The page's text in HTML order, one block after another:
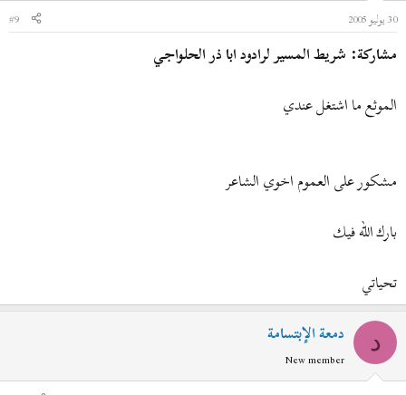
30 يوليو 2005
#9
مشاركة: شريط المسير لرادود ابا ذر الحلواجي
الموثع ما اشتغل عندي
مشكور على العموم اخوي الشاعر
بارك الله فيك
تحياتي
د دمعة الإبتسامة
New member